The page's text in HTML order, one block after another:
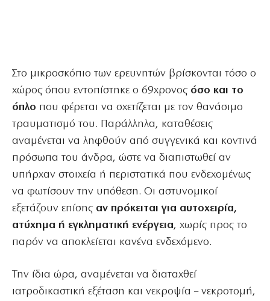
Στο μικροσκόπιο των ερευνητών βρίσκονται τόσο ο
χώρος όπου εντοπίστηκε ο 69χρονος όσο και το
όπλο που φέρεται να σχετίζεται με τον θανάσιμο
τραυματισμό του. Παράλληλα, καταθέσεις
αναμένεται να ληφθούν από συγγενικά και κοντινά
πρόσωπα του άνδρα, ώστε να διαπιστωθεί αν
υπήρχαν στοιχεία ή περιστατικά που ενδεχομένως
να φωτίσουν την υπόθεση. Οι αστυνομικοί
εξετάζουν επίσης αν πρόκειται για αυτοχειρία,
ατύχημα ή εγκληματική ενέργεια, χωρίς προς το
παρόν να αποκλείεται κανένα ενδεχόμενο.
Την ίδια ώρα, αναμένεται να διαταχθεί
ιατροδικαστική εξέταση και νεκροψία – νεκροτομή,